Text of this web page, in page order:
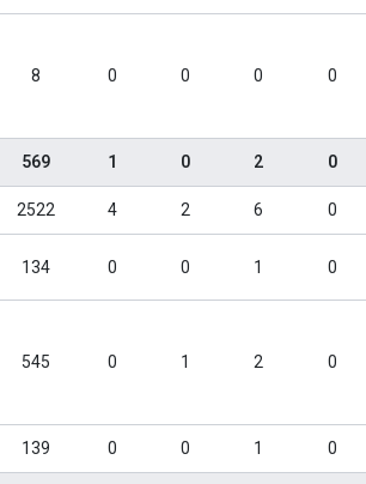
8 0 0 0 0
569 1 0 2 0
2522 4 2 6 0
134 0 0 1 0
545 0 1 2 0
139 0 0 1 0